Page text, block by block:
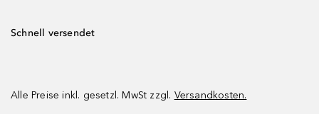
Schnell versendet
Alle Preise inkl. gesetzl. MwSt zzgl. Versandkosten.